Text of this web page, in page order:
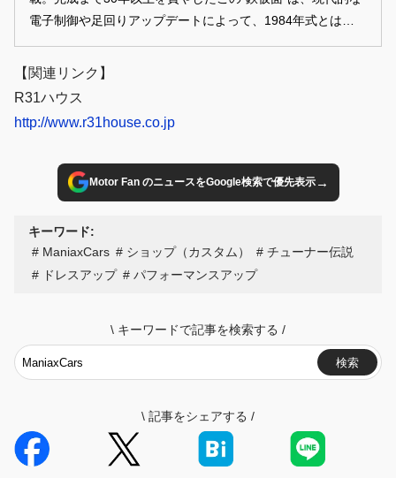
電子制御や足回りアップデートによって、1984年式とは思え
【関連リンク】
R31ハウス
http://www.r31house.co.jp
Motor Fan のニュースをGoogle検索で優先表示→
キーワード:
ManiaxCars
ショップ（カスタム）
チューナー伝説
ドレスアップ
パフォーマンスアップ
\ キーワードで記事を検索する /
検索
\ 記事をシェアする /